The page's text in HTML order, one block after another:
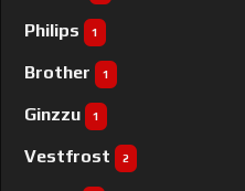
Philips 1
Brother 1
Ginzzu 1
Vestfrost 2